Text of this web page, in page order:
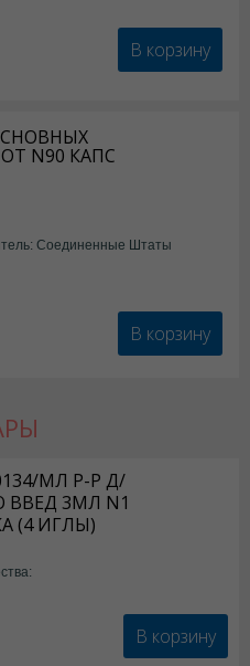
В корзину
N90 КАПС
Соединенные Штаты
В корзину
МЛ Р-Р Д/
3МЛ N1
(4 ИГЛЫ)
В корзину